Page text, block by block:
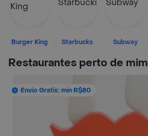
Burger King Starbucks Subway
Restaurantes perto de mim
Envío Gratis: mín R$80